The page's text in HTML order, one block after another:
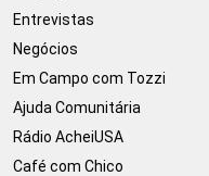
Entrevistas
Negócios
Em Campo com Tozzi
Ajuda Comunitária
Rádio AcheiUSA
Café com Chico